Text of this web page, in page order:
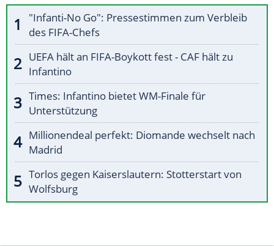
"Infanti-No Go": Pressestimmen zum Verbleib
des FIFA-Chefs
UEFA hält an FIFA-Boykott fest - CAF hält zu
Infantino
Times: Infantino bietet WM-Finale für
Unterstützung
Millionendeal perfekt: Diomande wechselt nach
Madrid
Torlos gegen Kaiserslautern: Stotterstart von
Wolfsburg